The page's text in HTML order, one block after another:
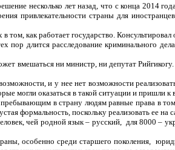
несколько лет назад, что с конца 2014
привлекательности страны для
том, как работает государство.
длится расследование криминального
вмешаться ни министр, ни депутат
и у нее нет возможности
могли оказаться в такой ситуации и пришли
в страну людям равные права в
формальность, поскольку реализовать ее на
чей родной язык – русский, для 8000 –
особенно среди старшего поколения,